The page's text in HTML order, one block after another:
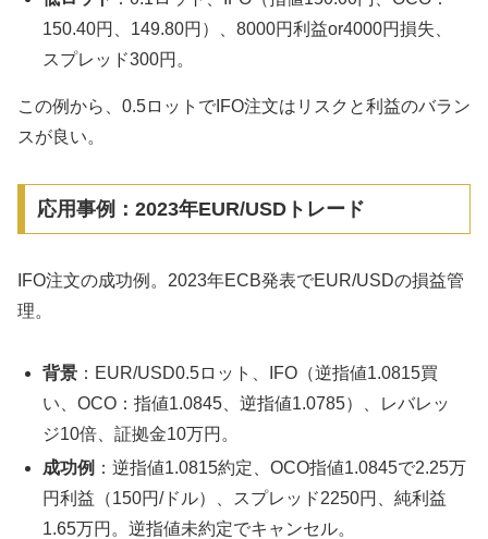
150.40円、149.80円）、8000円利益or4000円損失、
スプレッド300円。
この例から、0.5ロットでIFO注文はリスクと利益のバラン
スが良い。
応用事例：2023年EUR/USDトレード
IFO注文の成功例。2023年ECB発表でEUR/USDの損益管
理。
背景 ：EUR/USD0.5ロット、IFO（逆指値1.0815買
い、OCO：指値1.0845、逆指値1.0785）、レバレッ
ジ10倍、証拠金10万円。
成功例 ：逆指値1.0815約定、OCO指値1.0845で2.25万
円利益（150円/ドル）、スプレッド2250円、純利益
1.65万円。逆指値未約定でキャンセル。